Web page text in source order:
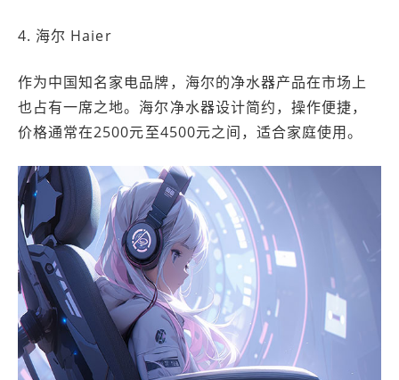
4. 海尔 Haier
作为中国知名家电品牌，海尔的净水器产品在市场上
也占有一席之地。海尔净水器设计简约，操作便捷，
价格通常在2500元至4500元之间，适合家庭使用。